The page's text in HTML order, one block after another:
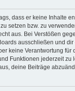
dass er keine Inhalte
setzen bzw. zu
aus. Bei Verstößen
ausschließen und
keine Verantwortung
Funktionen jederzeit zu
deine Beiträge